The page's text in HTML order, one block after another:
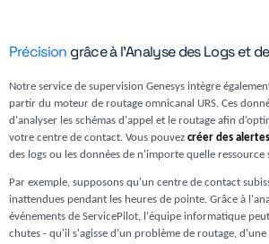
Précision grâce à l'Analyse des Logs et
Notre service de supervision Genesys intègre
partir du moteur de routage omnicanal URS. Ces
d'analyser les schémas d'appel et le routage afin
votre centre de contact. Vous pouvez créer des alertes
des logs ou les données de n'importe quelle ressource
Par exemple, supposons qu'un centre de contact
inattendues pendant les heures de pointe. Grâce à
événements de ServicePilot, l'équipe informatique
chutes - qu'il s'agisse d'un problème de routage,